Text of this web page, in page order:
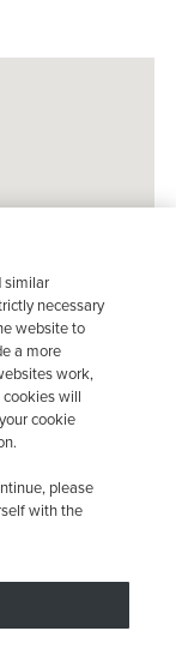
se aplican
similar
necessary
website to
a more
work,
will
cookie
please
with the